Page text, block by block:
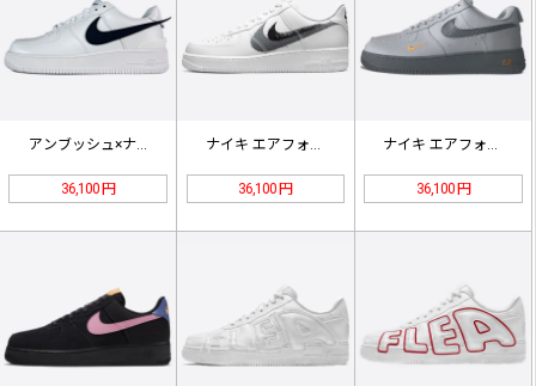
アンブッシュ×ナイキ エアフォース1…
36,100 円
ナイキ エアフォース1ロースプレーペ…
36,100 円
ナイキ エアフォース1ロー「カットア…
36,100 円